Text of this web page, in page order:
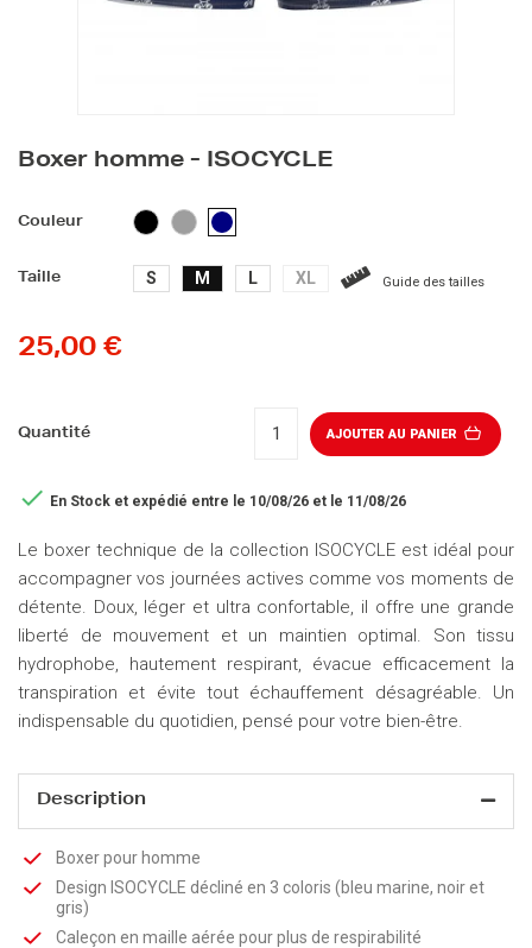
Boxer homme - ISOCYCLE
Couleur NOIRGRISBLEU
MARINE
Taille S M L XL Guide des tailles
25,00 €
Quantité AJOUTER AU PANIER
 En Stock et expédié entre le 10/08/26 et le 11/08/26
Le boxer technique de la collection ISOCYCLE est idéal pour
accompagner vos journées actives comme vos moments de
détente. Doux, léger et ultra confortable, il offre une grande
liberté de mouvement et un maintien optimal. Son tissu
hydrophobe, hautement respirant, évacue efficacement la
transpiration et évite tout échauffement désagréable. Un
indispensable du quotidien, pensé pour votre bien-être.
Description
Boxer pour homme
Design ISOCYCLE décliné en 3 coloris (bleu marine, noir et
gris)
Caleçon en maille aérée pour plus de respirabilité